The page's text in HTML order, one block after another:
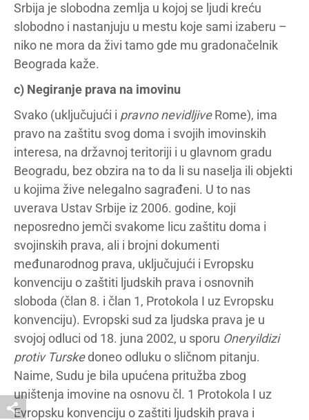
Srbija je slobodna zemlja u kojoj se ljudi kreću
slobodno i nastanjuju u mestu koje sami izaberu –
niko ne mora da živi tamo gde mu gradonačelnik
Beograda kaže.
c) Negiranje prava na imovinu
Svako (uključujući i pravno nevidljiveRome), ima
pravo na zaštitu svog doma i svojih imovinskih
interesa, na državnoj teritoriji i u glavnom gradu
Beogradu, bez obzira na to da li su naselja ili objekti
u kojima žive nelegalno sagrađeni. U to nas
uverava Ustav Srbije iz 2006. godine, koji
neposredno jemči svakome licu zaštitu doma i
svojinskih prava, ali i brojni dokumenti
međunarodnog prava, uključujući i Evropsku
konvenciju o zaštiti ljudskih prava i osnovnih
sloboda (član 8. i član 1, Protokola I uz Evropsku
konvenciju). Evropski sud za ljudska prava je u
svojoj odluci od 18. juna 2002, u sporu Oneryildizi
protiv Turskedoneo odluku o sličnom pitanju.
Naime, Sudu je bila upućena pritužba zbog
uništenja imovine na osnovu čl. 1 Protokola I uz
Evropsku konvenciju o zaštiti ljudskih prava i